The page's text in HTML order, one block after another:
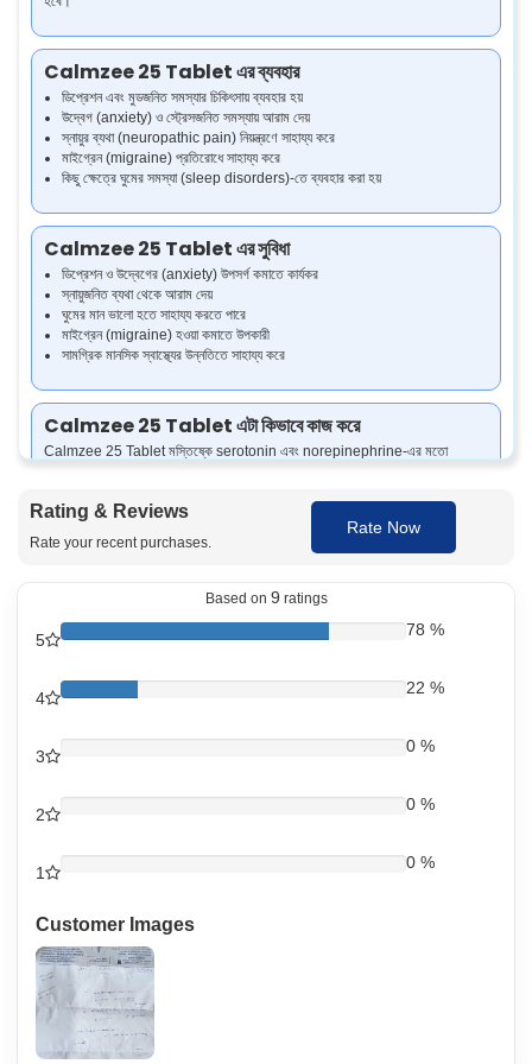
Calmzee 25 Tablet এর ব্যবহার
ডিপ্রেশন এবং মুডজনিত সমস্যার চিকিৎসায় ব্যবহার হয়
উদ্বেগ (anxiety) ও স্ট্রেসজনিত সমস্যায় আরাম দেয়
স্নায়ুর ব্যথা (neuropathic pain) নিয়ন্ত্রণে সাহায্য করে
মাইগ্রেন (migraine) প্রতিরোধে সাহায্য করে
কিছু ক্ষেত্রে ঘুমের সমস্যা (sleep disorders)-তে ব্যবহার করা হয়
Calmzee 25 Tablet এর সুবিধা
ডিপ্রেশন ও উদ্বেগের (anxiety) উপসর্গ কমাতে কার্যকর
স্নায়ুজনিত ব্যথা থেকে আরাম দেয়
ঘুমের মান ভালো হতে সাহায্য করতে পারে
মাইগ্রেন (migraine) হওয়া কমাতে উপকারী
সামগ্রিক মানসিক স্বাস্থ্যের উন্নতিতে সাহায্য করে
Calmzee 25 Tablet এটা কিভাবে কাজ করে
Calmzee 25 Tablet মস্তিষ্কে serotonin এবং norepinephrine-এর মতো
দেয়, যার ফলে দীর্ঘদিনের (chronic) ব্যথার সমস্যায়ও এটি কার্যকর হয়।
ডাক্তারের পরামর্শ অনুযায়ী Calmzee 25 Tablet সেবন করুন। একটি গ্লাস পানি দিয়ে
ট্যাবলেটটি সম্পূর্ণ গিলে খান, সম্ভব হলে রাতে ঘুমানোর আগে, কারণ এটি ঘুম ঘুম ভাব
(drowsiness) আনতে পারে। ট্যাবলেট চিবিয়ে বা ভেঙে খাবেন না। সাধারণত দিনে একবার খেতে
Calmzee 25 Tablet পার্শ্ব প্রতিক্রিয়া
Calmzee 25 Tablet থেকে নিরাপত্তা পরামর্শ
এই ওষুধ খাওয়ার সময় অ্যালকোহল (alcohol) এড়িয়ে চলুন, কারণ এতে ঘুম ঘুম ভাব আরও
বাড়তে পারে।
ঘুম ঘুম ভাব বা মাথা ঘোরা লাগলে গাড়ি চালাবেন না বা ভারী মেশিন চালাবেন না।
আপনার যদি হৃদরোগ, লিভারের সমস্যা বা খিঁচুনি (seizures)-এর ইতিহাস থাকে, তবে অবশ্যই
ডাক্তারকে জানান।
Rating & Reviews
Rate your recent purchases.
Rate Now
Based on 9 ratings
5
78 %
4
22 %
3
0 %
2
0 %
1
0 %
Customer Images